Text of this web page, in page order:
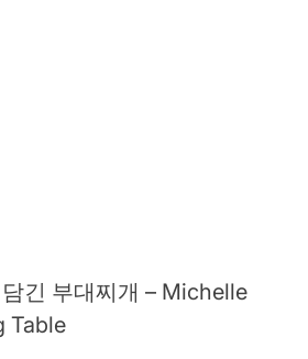
긴 부대찌개 – Michelle
Table